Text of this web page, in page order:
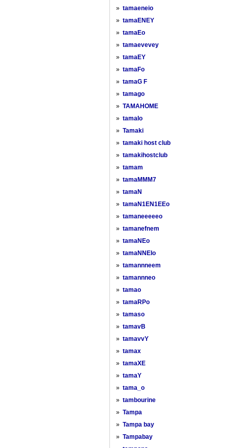
» tamaeneio
» tamaENEY
» tamaEo
» tamaevevey
» tamaEY
» tamaFo
» tamaG F
» tamago
» TAMAHOME
» tamaIo
» Tamaki
» tamaki host club
» tamakihostclub
» tamam
» tamaMMM7
» tamaN
» tamaN1EN1EEo
» tamaneeeeeo
» tamanefnem
» tamaNEo
» tamaNNEIo
» tamannneem
» tamannneo
» tamao
» tamaRPo
» tamaso
» tamavB
» tamavvY
» tamax
» tamaXE
» tamaY
» tama_o
» tambourine
» Tampa
» Tampa bay
» Tampabay